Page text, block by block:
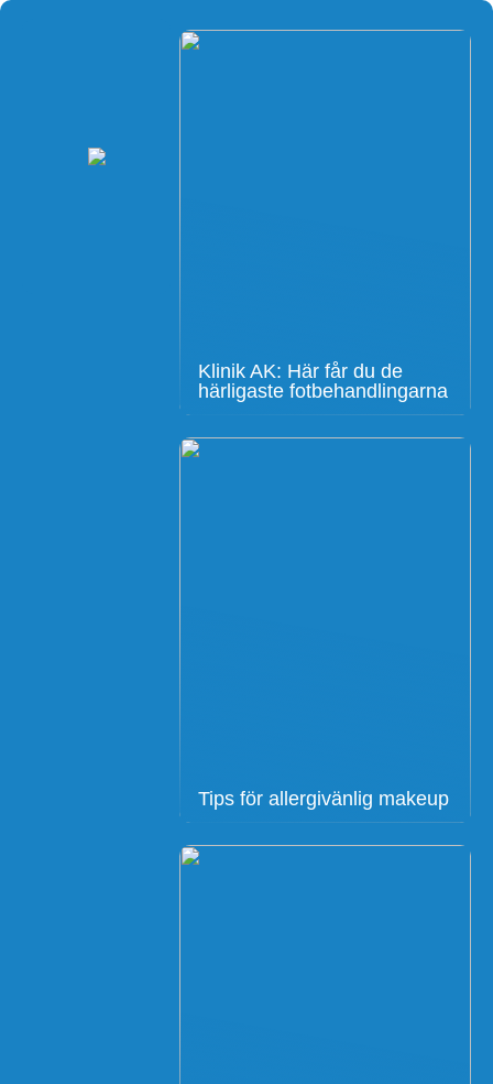
Klinik AK: Här får du de
härligaste fotbehandlingarna
Tips för allergivänlig makeup